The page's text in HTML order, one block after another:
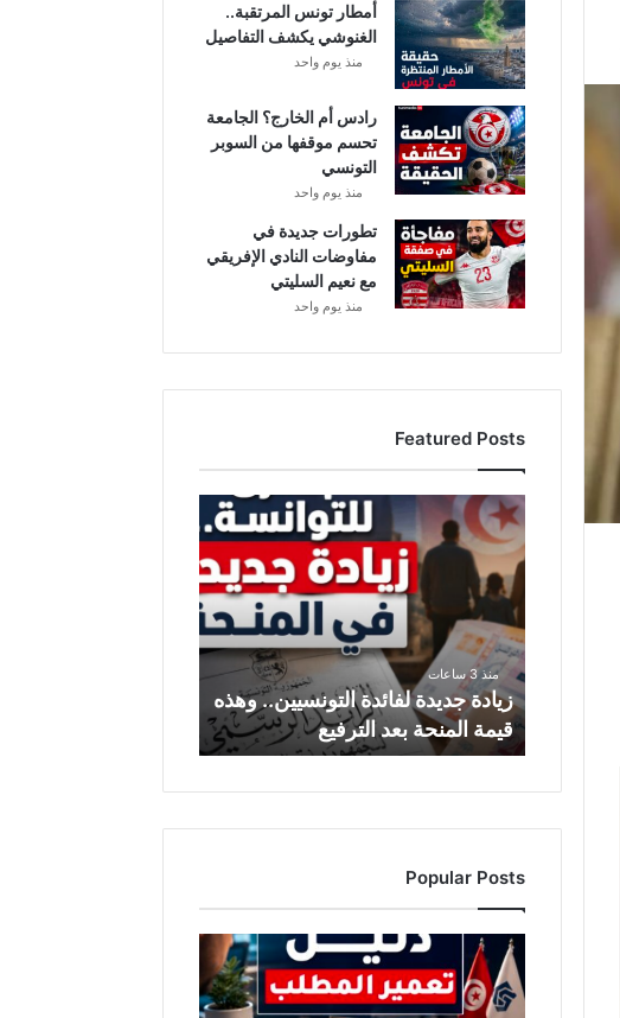
أمطار تونس المرتقبة..
الغنوشي يكشف التفاصيل
منذ يوم واحد
رادس أم الخارج؟ الجامعة
تحسم موقفها من السوبر
التونسي
منذ يوم واحد
تطورات جديدة في
مفاوضات النادي الإفريقي
مع نعيم السليتي
منذ يوم واحد
Featured Posts
ز
ي
ا
ة
ج
د
ي
د
ة
ل
ئ
ة
ا
ل
و
ن
منذ 3 ساعات
زيادة جديدة لفائدة التونسيين.. وهذه
قيمة المنحة بعد الترفيع
Popular Posts